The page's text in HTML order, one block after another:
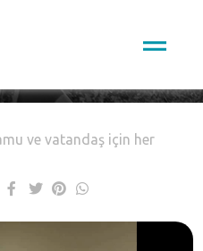
ve vatandaş için her